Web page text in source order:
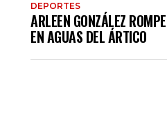
DEPORTES
ARLEEN GONZÁLEZ
EN AGUAS DEL ÁRTICO